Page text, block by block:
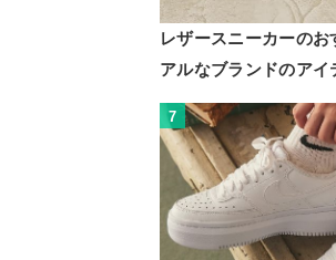
レザースニーカーの
アルなブランドのア
7